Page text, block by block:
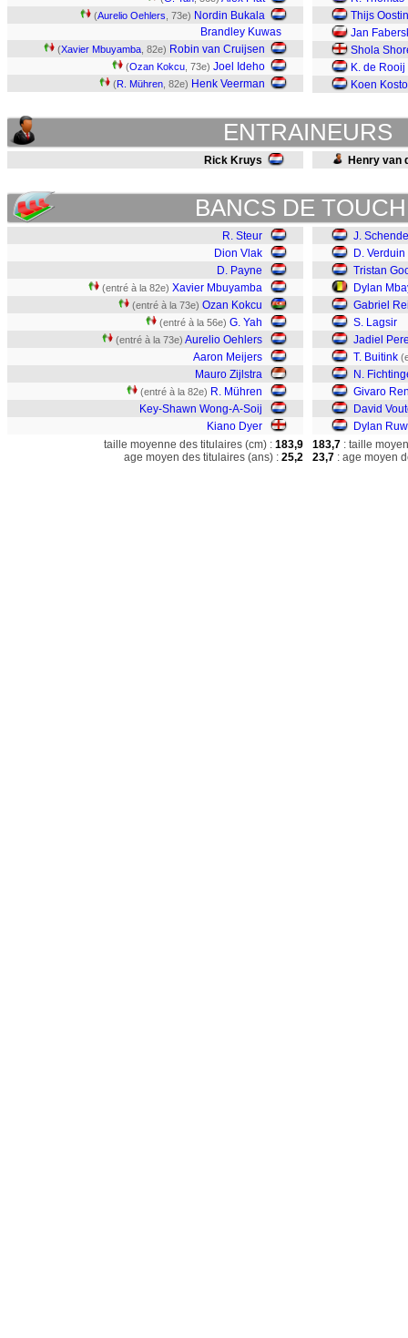
(Aurelio Oehlers , 73e) Nordin Bukala
Brandley Kuwas
(Xavier Mbuyamba , 82e) Robin van Cruijsen
(Ozan Kokcu , 73e) Joel Ideho
(R. Mühren , 82e) Henk Veerman
Thijs
Jan
Shola
K. de Rooij
Koen
ENTRAINEURS
Rick Kruys Henry van
BANCS DE
R. Steur
Dion Vlak
D. Payne
(entré à la 82e) Xavier Mbuyamba
(entré à la 73e) Ozan Kokcu
(entré à la 56e) G. Yah
(entré à la 73e) Aurelio Oehlers
Aaron Meijers
Mauro Zijlstra
(entré à la 82e) R. Mühren
Key-Shawn Wong-A-Soij
Kiano Dyer
J.
D. Verduin
Tristan
Dylan
Gabriel
S. Lagsir
Jadiel
T. Buitink
N.
Givaro
David
Dylan
taille moyenne des titulaires (cm) : 183,9
age moyen des titulaires (ans) : 25,2
183,7 : taille
23,7 : age moyen